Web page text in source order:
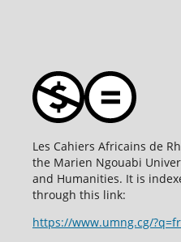
Les Cahiers Africains de
the Marien Ngouabi
and Humanities. It is
through this link:
https://www.umng.cg/